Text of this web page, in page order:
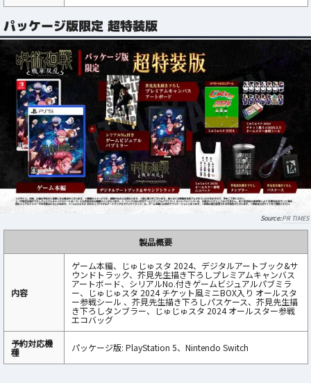
パッケージ版限定 超特装版
PR TIMES
製品概要
内容
ゲーム本編、じゅじゅスタ 2024、デジタルアートブック&サ
ウンドトラック、芥見先生描き下ろしプレミアムキャンバス
アートボード、シリアルNo.付きゲームビジュアルパブミラ
ー、じゅじゅスタ 2024 チケット風ミニBOX入り オールスタ
ー参戦シール 、芥見先生描き下ろしパスケース、芥見先生描
き下ろしタンブラー、じゅじゅスタ 2024 オールスター参戦
エコバッグ
予約対応機
種 パッケージ版: PlayStation 5、Nintendo Switch